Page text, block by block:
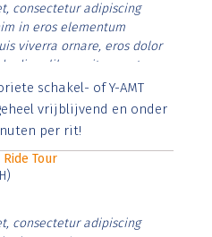
consectetur adipiscing
in eros elementum
viverra ornare, eros dolor
diam libero vitae erat.
cursus id rutrum lorem
risus tristique posuere.
schakel- of Y-AMT
vrijblijvend en onder
per rit!
Ride Tour
consectetur adipiscing